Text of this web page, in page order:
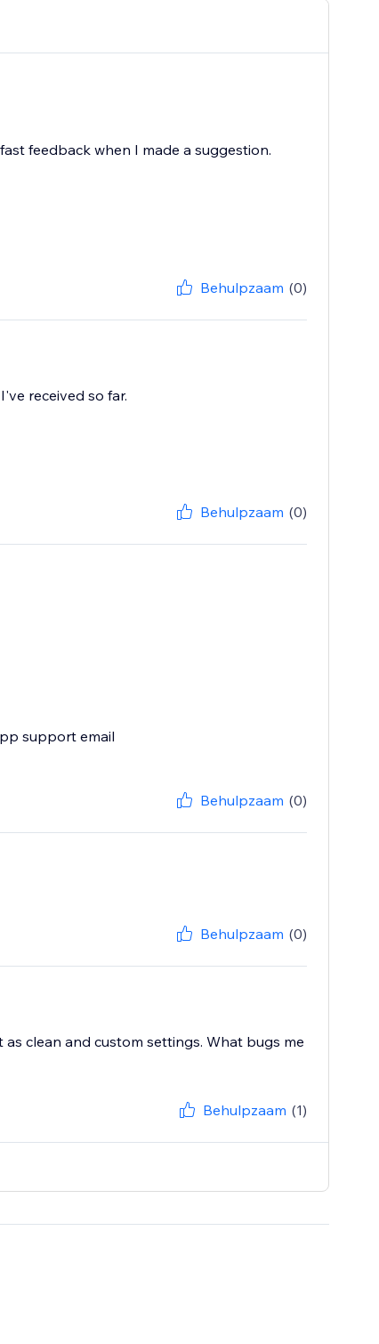
feedback when I made a suggestion.
Behulpzaam (0)
received so far.
Behulpzaam (0)
support email
Behulpzaam (0)
Behulpzaam (0)
clean and custom settings. What bugs me
Behulpzaam (1)